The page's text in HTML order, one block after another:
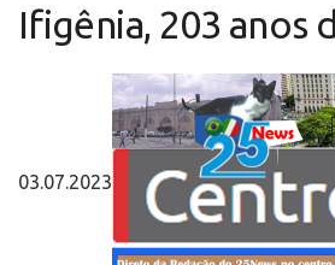
Ifigênia, 203 anos
03.07.2023